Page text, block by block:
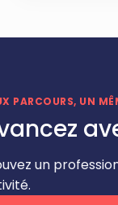
PARCOURS, UN
un